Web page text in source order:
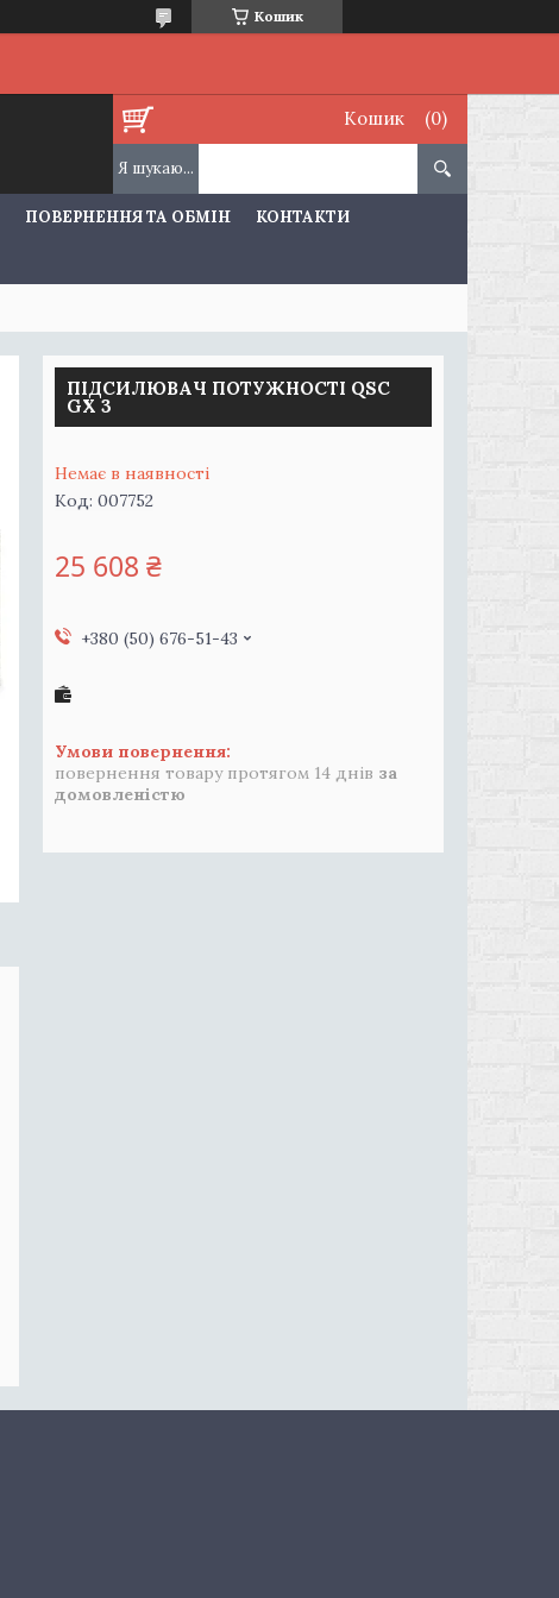
Кошик
Кошик
ПОВЕРНЕННЯ ТА ОБМІН КОНТАКТИ
ПІДСИЛЮВАЧ ПОТУЖНОСТІ QSC
GX 3
Немає в наявності
Код: 007752
25 608 ₴
+380 (50) 676-51-43
повернення товару протягом 14 днів за
домовленістю